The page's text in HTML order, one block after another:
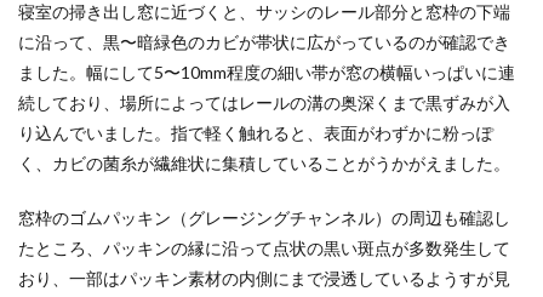
寝室の掃き出し窓に近づくと、サッシのレール部分と窓枠の下端
に沿って、黒〜暗緑色のカビが帯状に広がっているのが確認でき
ました。幅にして5〜10mm程度の細い帯が窓の横幅いっぱいに連
続しており、場所によってはレールの溝の奥深くまで黒ずみが入
り込んでいました。指で軽く触れると、表面がわずかに粉っぽ
く、カビの菌糸が繊維状に集積していることがうかがえました。
窓枠のゴムパッキン（グレージングチャンネル）の周辺も確認し
たところ、パッキンの縁に沿って点状の黒い斑点が多数発生して
おり、一部はパッキン素材の内側にまで浸透しているようすが見